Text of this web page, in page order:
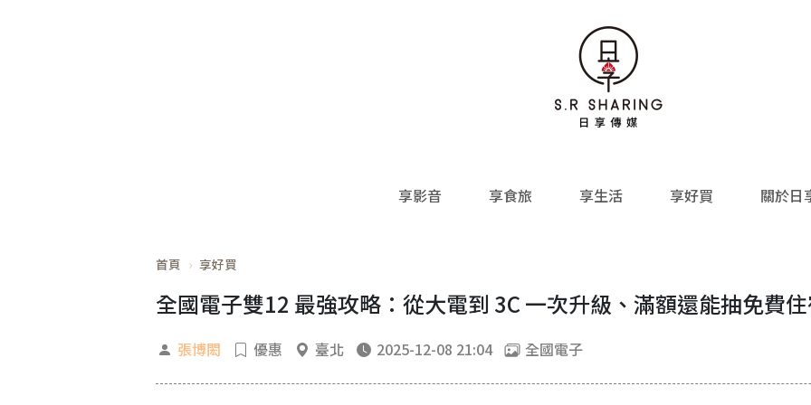
享影音 享食旅 享生活 享好買 關於日
首頁 享好買
全國電子雙12 最強攻略：從大電到 3C 一次升級、滿額還能抽免費住
張博閎 優惠 臺北 2025-12-08 21:04 全國電子